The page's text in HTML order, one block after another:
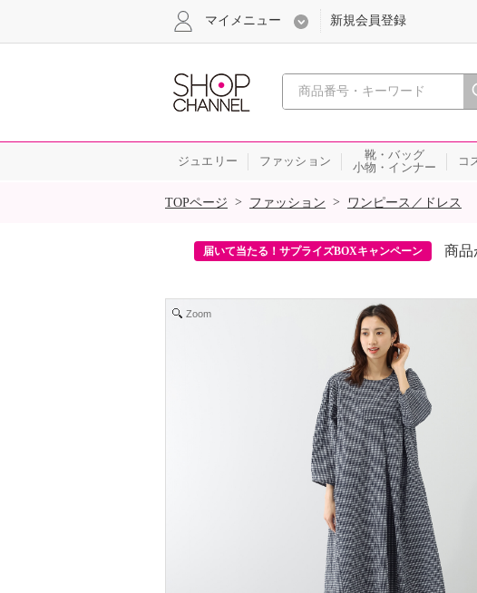
心おどる、瞬間を。通販・テ
マイメニュー 新規会員登録
ジュエリー ファッション
靴・バッグ
小物・インナー
コ
SALE
TOPページ > ファッション > ワンピース／ドレス
届いて当たる！サプライズBOXキャンペーン 商品
Zoom